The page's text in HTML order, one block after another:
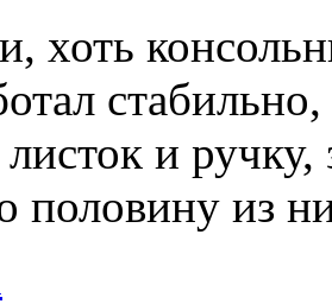
хоть
и
половину из